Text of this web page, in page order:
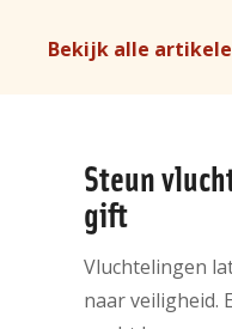
Bekijk alle
Steun
gift
Vluchtelingen
naar veiligheid.